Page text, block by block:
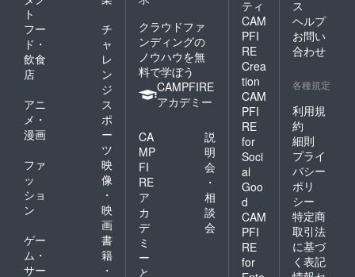
細］
名
称：ナ
チュラ
ルミネ
ウォー
原
材料
名：水
（鉱
内
容量：
500ml
賞
味期
限：
2031年
11月
ト
フー
ド・
飲食
店
チ
ャ
レ
ン
ジ
アニ
メ・
漫画
ス
ポ
ー
ツ
ファ
ッ
ショ
ン
映
像
・
映
画
ゲー
ム・
サー
書
籍
・
クラウドファ
ンディングの
ノウハウを無
料で学ぼう
CAMPFIRE
アカデミー
CA
MP
FI
RE
ア
カ
デ
ミ
ー
と
説
明
会
・
相
談
会
ティ
CAM
PFI
RE
Crea
tion
CAM
PFI
RE
for
Soci
al
Goo
d
CAM
PFI
RE
for
ス
ヘルプ
お問い
合わせ
各種規定
利用規
約
細則
プライ
バシー
ポリ
シー
特定商
取引法
に基づ
く表記